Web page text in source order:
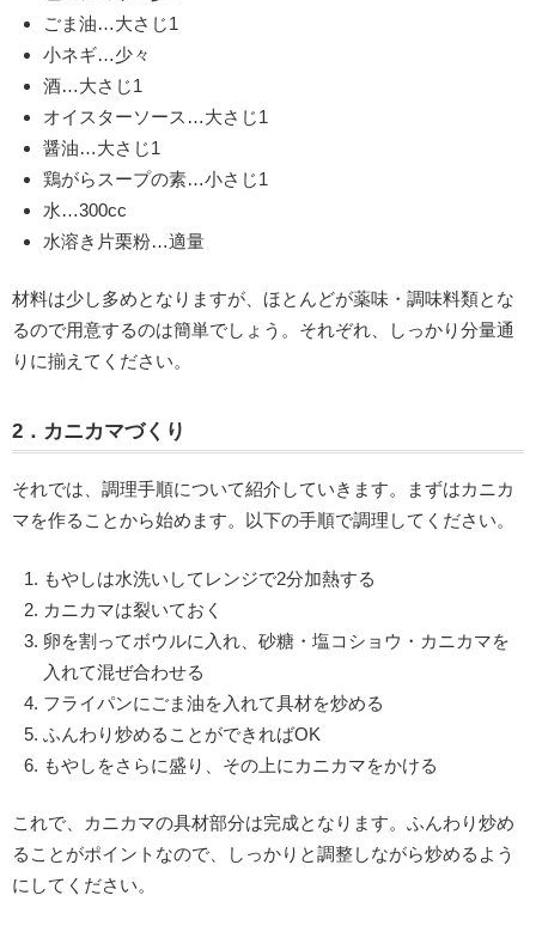
ごま油…大さじ1
小ネギ…少々
酒…大さじ1
オイスターソース…大さじ1
醤油…大さじ1
鶏がらスープの素…小さじ1
水…300cc
水溶き片栗粉…適量
材料は少し多めとなりますが、ほとんどが薬味・調味料類とな
るので用意するのは簡単でしょう。それぞれ、しっかり分量通
りに揃えてください。
2．カニカマづくり
それでは、調理手順について紹介していきます。まずはカニカ
マを作ることから始めます。以下の手順で調理してください。
もやしは水洗いしてレンジで2分加熱する
カニカマは裂いておく
卵を割ってボウルに入れ、砂糖・塩コショウ・カニカマを
入れて混ぜ合わせる
フライパンにごま油を入れて具材を炒める
ふんわり炒めることができればOK
もやしをさらに盛り、その上にカニカマをかける
これで、カニカマの具材部分は完成となります。ふんわり炒め
ることがポイントなので、しっかりと調整しながら炒めるよう
にしてください。